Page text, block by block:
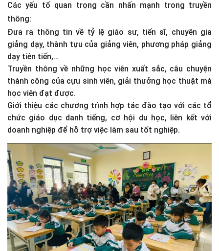
Các yếu tố quan trọng cần nhấn mạnh trong truyền
thông:
Đưa ra thông tin về tỷ lệ giáo sư, tiến sĩ, chuyên gia
giảng dạy, thành tựu của giảng viên, phương pháp giảng
dạy tiên tiến,…
Truyền thông về những học viên xuất sắc, câu chuyện
thành công của cựu sinh viên, giải thưởng học thuật mà
học viên đạt được.
Giới thiệu các chương trình hợp tác đào tạo với các tổ
chức giáo dục danh tiếng, cơ hội du học, liên kết với
doanh nghiệp để hỗ trợ việc làm sau tốt nghiệp.